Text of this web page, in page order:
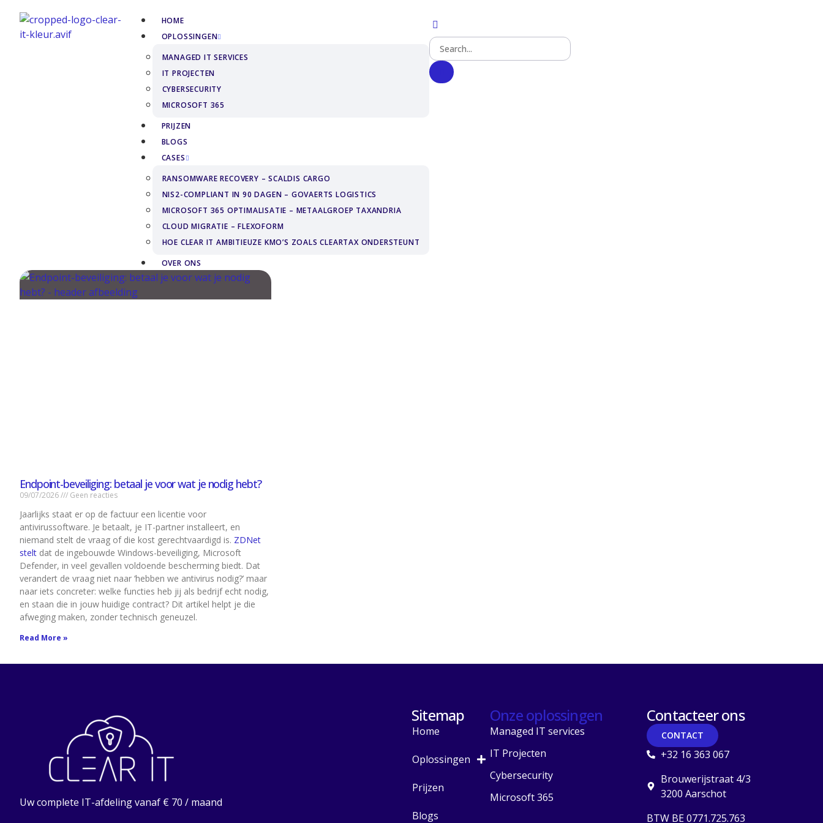
HOME
OPLOSSINGEN
MANAGED IT SERVICES
IT PROJECTEN
CYBERSECURITY
MICROSOFT 365
PRIJZEN
BLOGS
CASES
RANSOMWARE RECOVERY – SCALDIS CARGO
NIS2-COMPLIANT IN 90 DAGEN – GOVAERTS LOGISTICS
MICROSOFT 365 OPTIMALISATIE – METAALGROEP TAXANDRIA
CLOUD MIGRATIE – FLEXOFORM
HOE CLEAR IT AMBITIEUZE KMO’S ZOALS CLEARTAX ONDERSTEUNT
OVER ONS
CONTACT
Endpoint-beveiliging: betaal je voor wat je nodig hebt?
09/07/2026 Geen reacties
Jaarlijks staat er op de factuur een licentie voor
antivirussoftware. Je betaalt, je IT-partner installeert, en
niemand stelt de vraag of die kost gerechtvaardigd is. ZDNet
stelt dat de ingebouwde Windows-beveiliging, Microsoft
Defender, in veel gevallen voldoende bescherming biedt. Dat
verandert de vraag niet naar ‘hebben we antivirus nodig?’ maar
naar iets concreter: welke functies heb jij als bedrijf echt nodig,
en staan die in jouw huidige contract? Dit artikel helpt je die
afweging maken, zonder technisch geneuzel.
Read More »
Uw complete IT-afdeling vanaf € 70 / maand
Sitemap
Home
Oplossingen
Prijzen
Blogs
Onze oplossingen
Managed IT services
IT Projecten
Cybersecurity
Microsoft 365
Contacteer ons
CONTACT
+32 16 363 067
Brouwerijstraat 4/3
3200 Aarschot
BTW BE 0771.725.763